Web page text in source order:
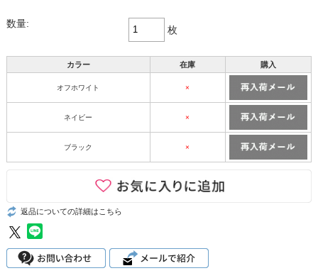
数量:
枚
カラー 在庫 購入
オフホワイト ×
ネイビー ×
ブラック ×
返品についての詳細はこちら